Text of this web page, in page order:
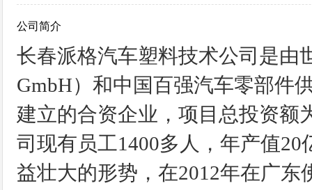
公司简介
长春派格汽车塑料技术公司是由
GmbH）和中国百强汽车零部件
建立的合资企业，项目总投资额
司现有员工1400多人，年产值
益壮大的形势，在2012年在广